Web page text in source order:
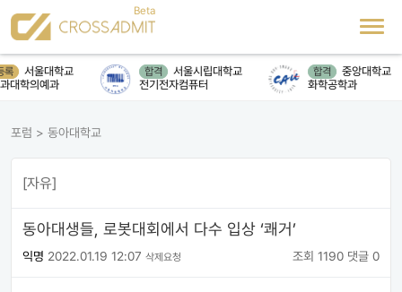
서울대학교
대학의예과
합격
서울시립대학교
전기전자컴퓨터
합격
중앙대학교
화학공학과
포럼 > 동아대학교
[자유]
동아대생들, 로봇대회에서 다수 입상 ‘쾌거’
익명 2022.01.19 12:07 삭제요청 조회 1190 댓글 0